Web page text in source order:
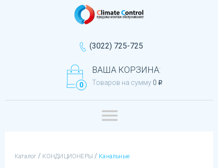
(3022) 725-725
0
ВАША КОРЗИНА:
Товаров на сумму 0 q
Каталог / КОНДИЦИОНЕРЫ / Канальные